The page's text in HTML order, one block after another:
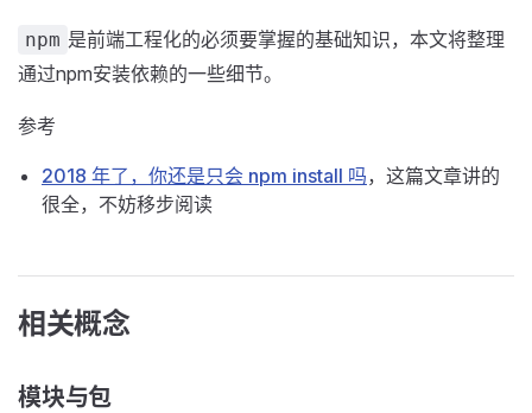
npm 是前端工程化的必须要掌握的基础知识，本文将整理
通过npm安装依赖的一些细节。
参考
2018 年了，你还是只会 npm install 吗，这篇文章讲的
很全，不妨移步阅读
相关概念
模块与包